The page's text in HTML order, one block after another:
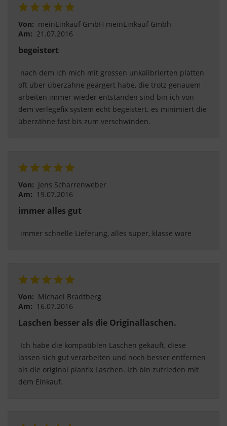
Von: meinEinkauf GmbH meinEinkauf Gmbh
Am: 21.07.2016
begeistert
oft über überzähne geärgert habe, die trotz genauem
arbeiten immer wieder entstanden sind bin ich von
dem verlegefix system echt begeistert. es minimiert die
überzähne fast bis zum verschwinden.
Von: Jens Scharrenweber
Am: 19.07.2016
immer alles gut
immer schnelle Lieferung, alles super, klasse ware
Von: Michael Bradtberg
Am: 16.07.2016
Laschen besser als die Originallaschen.
lassen sich gut verarbeiten und noch besser entfernen
als die original planfix Laschen. Ich bin zufrieden mit
dem Einkauf.